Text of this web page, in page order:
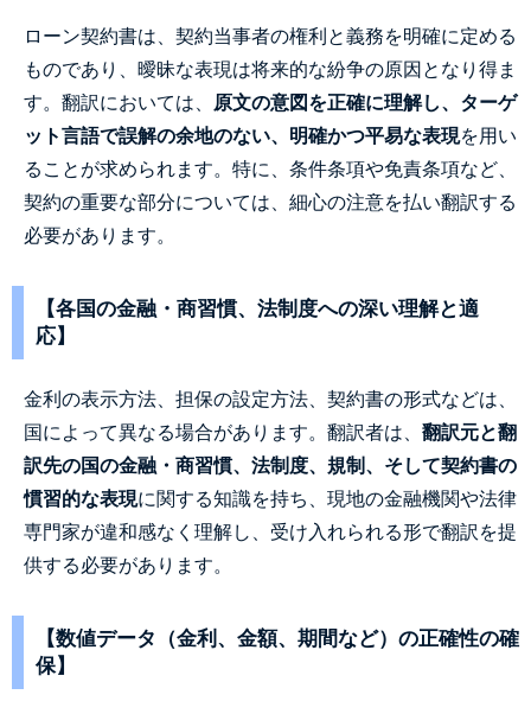
ローン契約書は、契約当事者の権利と義務を明確に定める
ものであり、曖昧な表現は将来的な紛争の原因となり得ま
す。翻訳においては、
原文の意図を正確に理解し、ターゲ
ット言語で誤解の余地のない、明確かつ平易な表現を用い
ることが求められます。特に、条件条項や免責条項など、
契約の重要な部分については、細心の注意を払い翻訳する
必要があります。
【各国の金融・商習慣、法制度への深い理解と適
応】
金利の表示方法、担保の設定方法、契約書の形式などは、
国によって異なる場合があります。翻訳者は、 翻訳元と翻
訳先の国の金融・商習慣、法制度、規制、そして契約書の
慣習的な表現に関する知識を持ち、現地の金融機関や法律
専門家が違和感なく理解し、受け入れられる形で翻訳を提
供する必要があります。
【数値データ（金利、金額、期間など）の正確性の確
保】